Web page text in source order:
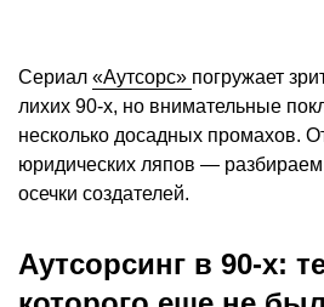
Сериал «Аутсорс» погружает
лихих 90-х, но внимательные
несколько досадных промахов.
юридических ляпов —
осечки создателей.
Аутсорсинг в 90-х: